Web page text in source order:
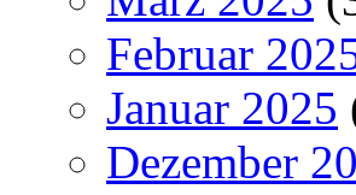
Februar
Januar 2025
Dezember